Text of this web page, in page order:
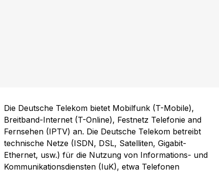
Die Deutsche Telekom bietet Mobilfunk (T-Mobile),
Breitband-Internet (T-Online), Festnetz Telefonie and
Fernsehen (IPTV) an. Die Deutsche Telekom betreibt
technische Netze (ISDN, DSL, Satelliten, Gigabit-
Ethernet, usw.) für die Nutzung von Informations- und
Kommunikationsdiensten (IuK), etwa Telefonen